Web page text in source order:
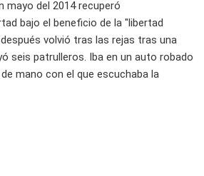
mayo del 2014 recuperó
bajo el beneficio de la "libertad
volvió tras las rejas tras una
seis patrulleros. Iba en un auto robado
mano con el que escuchaba la